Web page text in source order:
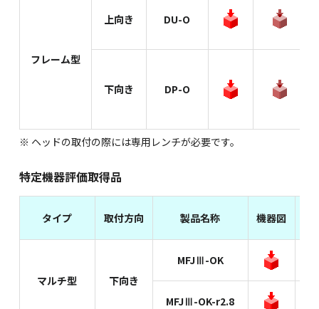
フレーム型
上向き DU-O
下向き DP-O
※ ヘッドの取付の際には専用レンチが必要です。
特定機器評価取得品
タイプ 取付方向 製品名称 機器図
マルチ型 下向き
MFJⅢ-OK
MFJⅢ-OK-r2.8